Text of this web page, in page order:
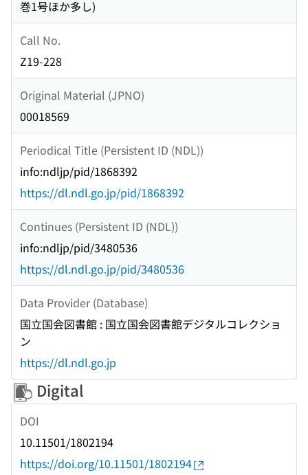
巻1号ほか多し)
Call No.
Z19-228
Original Material (JPNO)
00018569
Periodical Title (Persistent ID (NDL))
info:ndljp/pid/1868392
https://dl.ndl.go.jp/pid/1868392
Continues (Persistent ID (NDL))
info:ndljp/pid/3480536
https://dl.ndl.go.jp/pid/3480536
Data Provider (Database)
国立国会図書館 : 国立国会図書館デジタルコレクショ
ン
https://dl.ndl.go.jp
Digital
DOI
10.11501/1802194
https://doi.org/10.11501/1802194